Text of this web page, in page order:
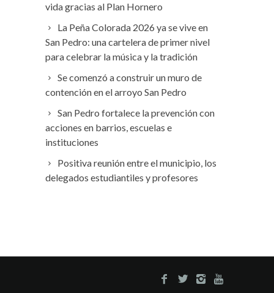
vida gracias al Plan Hornero
La Peña Colorada 2026 ya se vive en
San Pedro: una cartelera de primer nivel
para celebrar la música y la tradición
Se comenzó a construir un muro de
contención en el arroyo San Pedro
San Pedro fortalece la prevención con
acciones en barrios, escuelas e
instituciones
Positiva reunión entre el municipio, los
delegados estudiantiles y profesores